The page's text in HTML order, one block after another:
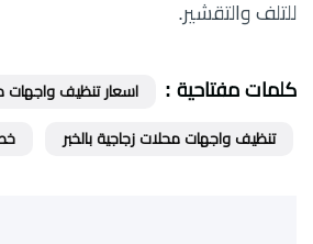
للتلف والتقشير.
كلمات مفتاحية : اسعار تنظيف واجهات
تنظيف واجهات محلات زجاجية بالخبر